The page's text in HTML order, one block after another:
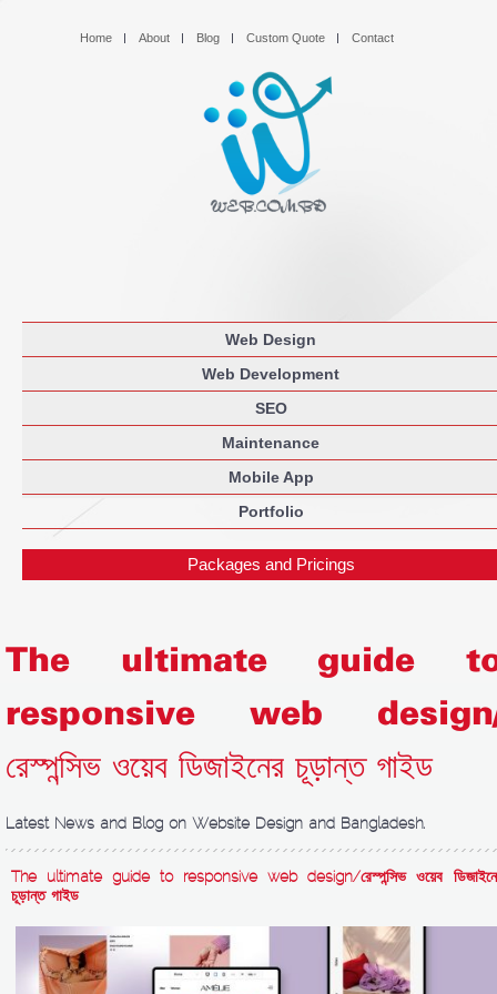
Home About Blog Custom Quote Contact
Web Design
Web Development
SEO
Maintenance
Mobile App
Portfolio
Packages and Pricings
The ultimate guide
responsive web
রেস্পন্সিভ ওয়েব ডিজাইনের চূড়ান্ত গাইড
Latest News and Blog on Website Design and Bangladesh.
The ultimate guide to responsive web design/রেস্পন্সিভ ওয়েব
চূড়ান্ত গাইড